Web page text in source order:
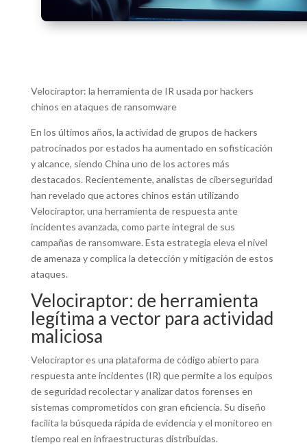
Velociraptor: la herramienta de IR usada por hackers
chinos en ataques de ransomware
En los últimos años, la actividad de grupos de hackers
patrocinados por estados ha aumentado en sofisticación
y alcance, siendo China uno de los actores más
destacados. Recientemente, analistas de ciberseguridad
han revelado que actores chinos están utilizando
Velociraptor, una herramienta de respuesta ante
incidentes avanzada, como parte integral de sus
campañas de ransomware. Esta estrategia eleva el nivel
de amenaza y complica la detección y mitigación de estos
ataques.
Velociraptor: de herramienta
legítima a vector para actividad
maliciosa
Velociraptor es una plataforma de código abierto para
respuesta ante incidentes (IR) que permite a los equipos
de seguridad recolectar y analizar datos forenses en
sistemas comprometidos con gran eficiencia. Su diseño
facilita la búsqueda rápida de evidencia y el monitoreo en
tiempo real en infraestructuras distribuidas.